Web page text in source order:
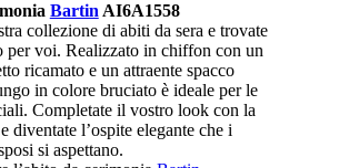
Bartin AI6A1558
collezione di abiti da sera e trovate
per voi. Realizzato in chiffon con un
ricamato e un attraente spacco
in colore bruciato è ideale per le
Completate il vostro look con la
diventate l’ospite elegante che i
si aspettano.